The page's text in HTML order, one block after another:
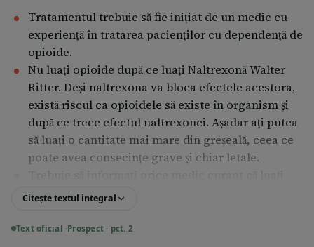
Tratamentul trebuie să fie iniţiat de un medic cu
experienţă în tratarea pacienţilor cu dependenţă de
opioide.
Nu luaţi opioide după ce luaţi Naltrexonă Walter
Ritter. Deşi naltrexona va bloca efectele acestora,
există riscul ca opioidele să existe în organism şi
după ce trece efectul naltrexonei. Aşadar aţi putea
să luaţi o cantitate mai mare din greşeală, ceea ce
poate avea consecinţe grave şi chiar letale.
naltrexonă.
letal ale sindromului de întrerupere la pacienţii cu
Citește textul integral
Text oficial ·Prospect · pct. 2